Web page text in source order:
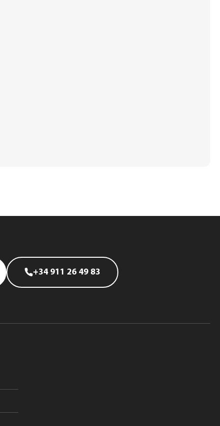
+34 911 26 49 83